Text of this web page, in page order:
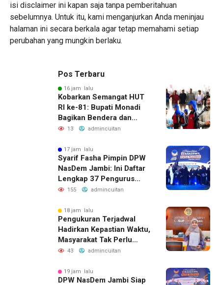
isi disclaimer ini kapan saja tanpa pemberitahuan
sebelumnya. Untuk itu, kami menganjurkan Anda meninjau
halaman ini secara berkala agar tetap memahami setiap
perubahan yang mungkin berlaku.
Pos Terbaru
16 jam lalu
Kobarkan Semangat HUT
RI ke-81: Bupati Monadi
Bagikan Bendera dan
Lepas Paskibraka Kerinci
13 admincuitan
17 jam lalu
Syarif Fasha Pimpin DPW
NasDem Jambi: Ini Daftar
Lengkap 37 Pengurus
Barunya
155 admincuitan
18 jam lalu
Pengukuran Terjadwal
Hadirkan Kepastian Waktu,
Masyarakat Tak Perlu
Lama Menunggu Layanan
43 admincuitan
19 jam lalu
DPW NasDem Jambi Siap